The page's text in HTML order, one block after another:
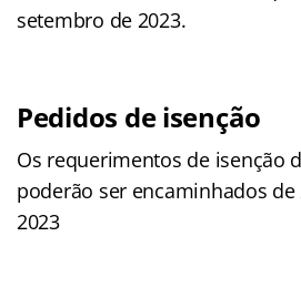
setembro de 2023.
Pedidos de isenção
Os requerimentos de isenção
poderão ser encaminhados
2023